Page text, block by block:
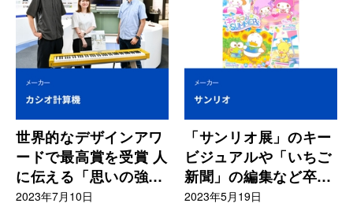
世界的なデザインアワ
ードで最高賞を受賞 人
に伝える「思いの強
さ」が原動力
2023年7月10日
「サンリオ展」のキー
ビジュアルや「いちご
新聞」の編集など卒業
生が最前線で牽引
2023年5月19日